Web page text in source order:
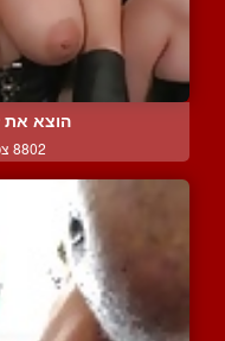
הוצא את
8802 צפיות